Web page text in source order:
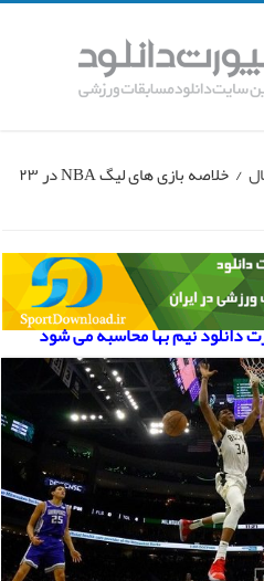
/
خلاصه بازی های لیگ NBA در ۲۳
دانلود نیم بها محاسبه می شود